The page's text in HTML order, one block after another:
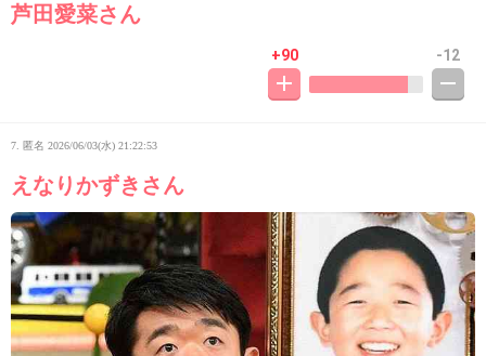
芦田愛菜さん
+90 -12
7. 匿名 2026/06/03(水) 21:22:53
えなりかずきさん